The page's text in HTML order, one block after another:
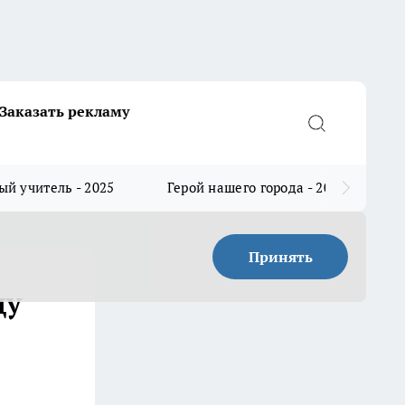
Заказать рекламу
учитель - 2025 Герой нашего города - 2025
Принять